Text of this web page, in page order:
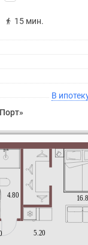
15 мин.